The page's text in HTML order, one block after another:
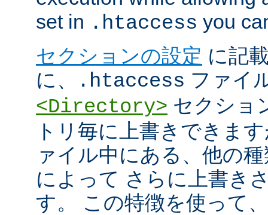
set in .htaccess you
セクションの設定 に記
に、
.htaccess ファイ
<Directory> セクショ
トリ毎に上書きできま
ァイル中にある、他の
によって さらに上書き
す。 この特徴を使って